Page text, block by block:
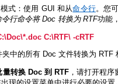
式：使用 GUI 和从命令行。您
令行命令将 Doc 转换为 RTF功能
C:\RTF\ -cRTF
中的所有 Doc 文件转换为 RTF
量转换 Doc 到 RTF，请打开程序